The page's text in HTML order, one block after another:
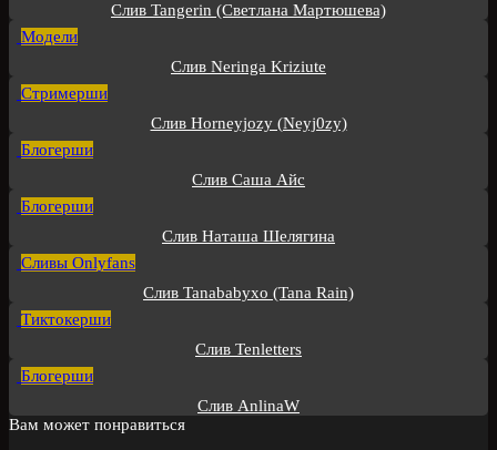
Слив Tangerin (Светлана Мартюшева)
Модели
Слив Neringa Kriziute
Стримерши
Слив Horneyjozy (Neyj0zy)
Блогерши
Слив Саша Айс
Блогерши
Слив Наташа Шелягина
Сливы Onlyfans
Слив Tanababyxo (Tana Rain)
Тиктокерши
Слив Tenletters
Блогерши
Слив AnlinaW
Вам может понравиться